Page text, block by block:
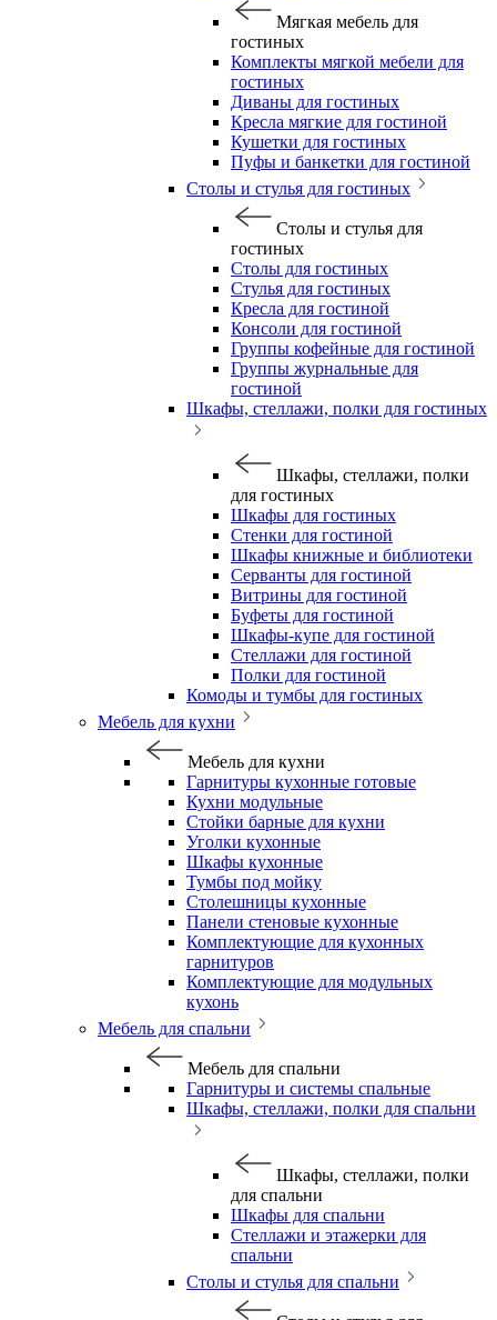
Мягкая мебель для
гостиных
Комплекты мягкой мебели для
гостиных
Диваны для гостиных
Кресла мягкие для гостиной
Кушетки для гостиных
Пуфы и банкетки для гостиной
Столы и стулья для гостиных
Столы и стулья для
гостиных
Столы для гостиных
Стулья для гостиных
Кресла для гостиной
Консоли для гостиной
Группы кофейные для гостиной
Группы журнальные для
гостиной
Шкафы, стеллажи, полки для гостиных
Шкафы, стеллажи, полки
для гостиных
Шкафы для гостиных
Стенки для гостиной
Шкафы книжные и библиотеки
Серванты для гостиной
Витрины для гостиной
Буфеты для гостиной
Шкафы-купе для гостиной
Стеллажи для гостиной
Полки для гостиной
Комоды и тумбы для гостиных
Мебель для кухни
Мебель для кухни
Гарнитуры кухонные готовые
Кухни модульные
Стойки барные для кухни
Уголки кухонные
Шкафы кухонные
Тумбы под мойку
Столешницы кухонные
Панели стеновые кухонные
Комплектующие для кухонных
гарнитуров
Комплектующие для модульных
кухонь
Мебель для спальни
Мебель для спальни
Гарнитуры и системы спальные
Шкафы, стеллажи, полки для спальни
Шкафы, стеллажи, полки
для спальни
Шкафы для спальни
Стеллажи и этажерки для
спальни
Столы и стулья для спальни